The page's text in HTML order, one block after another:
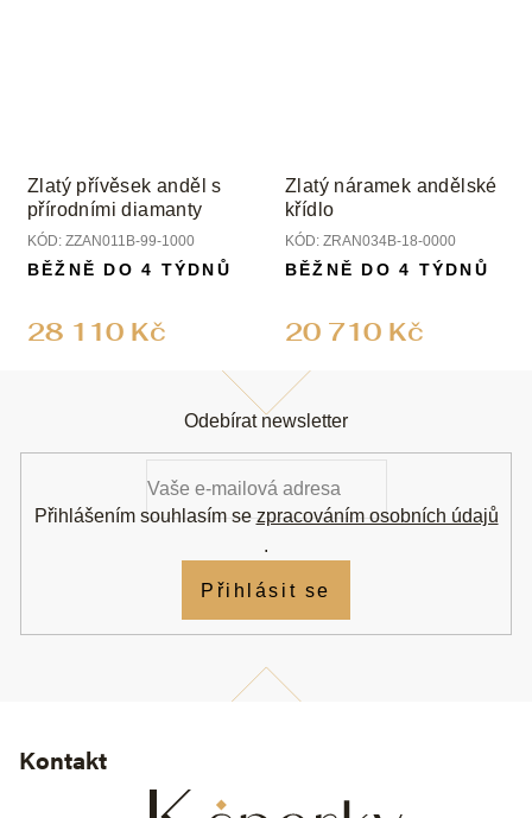
Zlatý přívěsek anděl s
přírodními diamanty
KÓD: ZZAN011B-99-1000
28 110 Kč
BĚŽNĚ DO 4 TÝDNŮ
Zlatý náramek andělské
křídlo
KÓD: ZRAN034B-18-0000
20 710 Kč
BĚŽNĚ DO 4 TÝDNŮ
Kontakt
Odebírat newsletter
Přihlášením souhlasím se zpracováním osobních údajů
.
Přihlásit se